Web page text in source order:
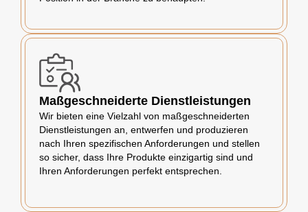
Maßgeschneiderte Dienstleistungen
Wir bieten eine Vielzahl von maßgeschneiderten
Dienstleistungen an, entwerfen und produzieren
nach Ihren spezifischen Anforderungen und stellen
so sicher, dass Ihre Produkte einzigartig sind und
Ihren Anforderungen perfekt entsprechen.